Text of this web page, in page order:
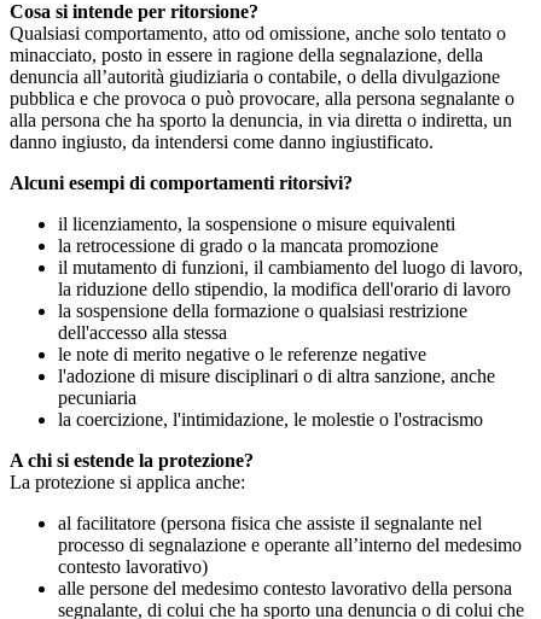
Cosa si intende per ritorsione?
Qualsiasi comportamento, atto od omissione, anche solo tentato o
minacciato, posto in essere in ragione della segnalazione, della
denuncia all’autorità giudiziaria o contabile, o della divulgazione
pubblica e che provoca o può provocare, alla persona segnalante o
alla persona che ha sporto la denuncia, in via diretta o indiretta, un
danno ingiusto, da intendersi come danno ingiustificato.
Alcuni esempi di comportamenti ritorsivi?
il licenziamento, la sospensione o misure equivalenti
la retrocessione di grado o la mancata promozione
il mutamento di funzioni, il cambiamento del luogo di lavoro,
la riduzione dello stipendio, la modifica dell'orario di lavoro
la sospensione della formazione o qualsiasi restrizione
dell'accesso alla stessa
le note di merito negative o le referenze negative
l'adozione di misure disciplinari o di altra sanzione, anche
pecuniaria
la coercizione, l'intimidazione, le molestie o l'ostracismo
A chi si estende la protezione?
La protezione si applica anche:
al facilitatore (persona fisica che assiste il segnalante nel
processo di segnalazione e operante all’interno del medesimo
contesto lavorativo)
alle persone del medesimo contesto lavorativo della persona
segnalante, di colui che ha sporto una denuncia o di colui che